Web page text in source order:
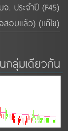
. ประจำปี (F45)
สอบแล้ว) (แก้ไข)
กลุ่มเดียวกัน